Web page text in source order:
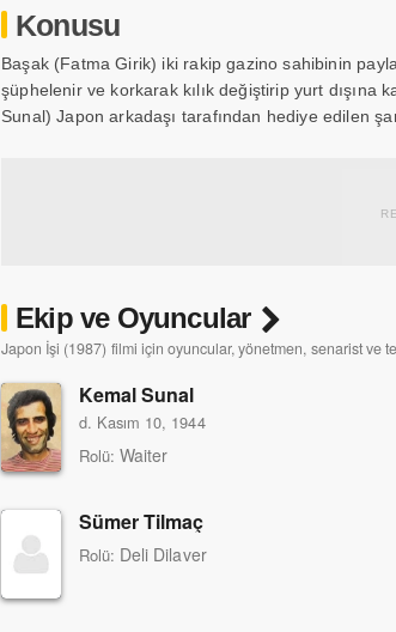
Konusu
Başak (Fatma Girik) iki rakip gazino sahibinin
şüphelenir ve korkarak kılık değiştirip yurt dışına
Sunal) Japon arkadaşı tarafından hediye edilen
Ekip ve Oyuncular
Japon İşi (1987) filmi için oyuncular, yönetmen, senarist ve
Kemal Sunal
d. Kasım 10, 1944
Rolü: Waiter
Sümer Tilmaç
Rolü: Deli Dilaver